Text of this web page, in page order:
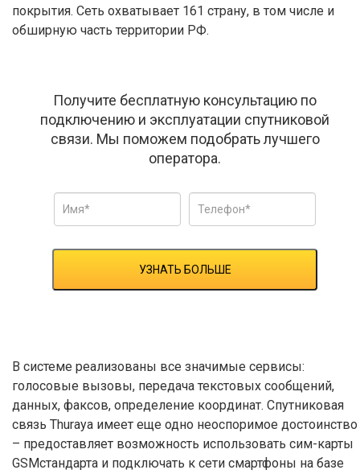
покрытия. Сеть охватывает 161 страну, в том числе и
обширную часть территории РФ.
Получите бесплатную консультацию по
подключению и эксплуатации спутниковой
связи. Мы поможем подобрать лучшего
оператора.
УЗНАТЬ БОЛЬШЕ
В системе реализованы все значимые сервисы:
голосовые вызовы, передача текстовых сообщений,
данных, факсов, определение координат. Спутниковая
связь Thuraya имеет еще одно неоспоримое достоинство
– предоставляет возможность использовать сим-карты
GSMстандарта и подключать к сети смартфоны на базе